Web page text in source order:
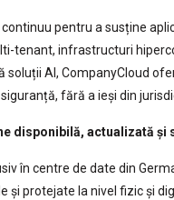
pentru a susține
tenant, infrastructuri
soluții AI, CompanyCloud
fără a ieși din
disponibilă, actualizată și
în centre de date din
și protejate la nivel fizic și